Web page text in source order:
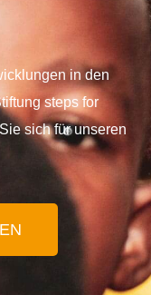
in den
steps for
sich für unseren